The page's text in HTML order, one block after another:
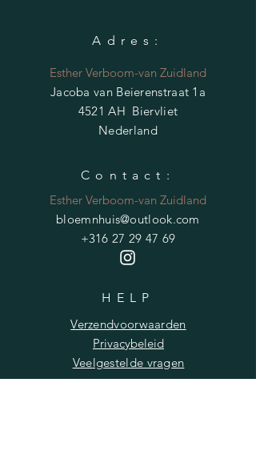
Adres:
Esther Verboom-van Zuidland
Jacoba van Beierenstraat 1a
4521 AH Biervliet
Nederland
Contact:
Esther Verboom-van Zuidland
bloemnhuis@outlook.com
+316 27 29 47 69
HELP
Verzendvoorwaarden
Privacybeleid
Veelgestelde vragen